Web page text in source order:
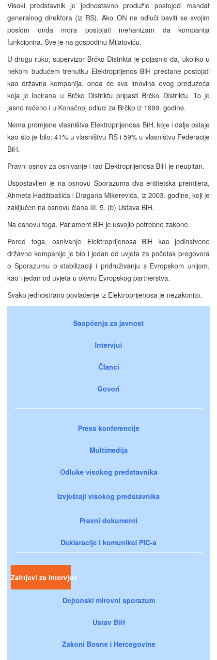
Visoki predstavnik je jednostavno produžio postojeći mandat
generalnog direktora (iz RS). Ako ON ne odluči baviti se svojim
poslom onda mora postojati mehanizam da kompanija
funkcionira. Sve je na gospodinu Mijatoviću.
U drugu ruku, supervizor Brčko Distrikta je pojasnio da, ukoliko u
nekom budućem trenutku Elektroprijenos BiH prestane postojati
kao državna kompanija, onda će sva imovina ovog preduzeća
koja je locirana u Brčko Distriktu pripasti Brčko Distriktu. To je
jasno rečeno i u Konačnoj odluci za Brčko iz 1999. godine.
Nema promjene vlasništva Elektroprijenosa BiH, koje i dalje ostaje
kao što je bilo: 41% u vlasništvu RS i 59% u vlasništvu Federacije
BiH.
Pravni osnov za osnivanje i rad Elektroprijenosa BiH je neupitan.
Uspostavljen je na osnovu Sporazuma dva entitetska premijera,
Ahmeta Hadžipašića i Dragana Mikerevića, iz 2003. godine, koji je
zaključen na osnovu člana III. 5. (b) Ustava BiH.
Na osnovu toga, Parlament BiH je usvojio potrebne zakone.
Pored toga, osnivanje Elektroprijenosa BiH kao jedinstvene
državne kompanije je bio i jedan od uvjeta za početak pregovora
o Sporazumu o stabilizaciji i pridruživanju s Evropskom unijom,
kao i jedan od uvjeta u okviru Evropskog partnerstva.
Svako jednostrano povlačenje iz Elektroprijenosa je nezakonito.
Saopćenja za javnost
Intervjui
Članci
Govori
Press konferencije
Multimedija
Odluke visokog predstavnika
Izvještaji visokog predstavnika
Pravni dokumenti
Deklaracije i komunikei PIC-a
Zahtjevi za intervjue
Dejtonski mirovni sporazum
Ustav BiH
Zakoni Bosne i Hercegovine